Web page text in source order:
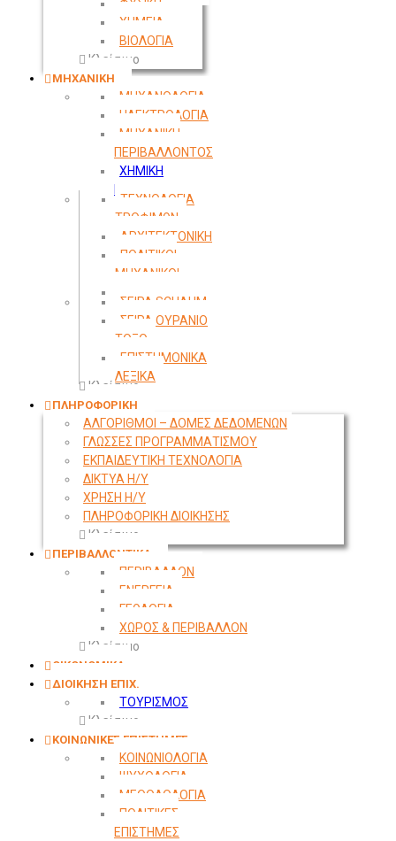
ΦΥΣΙΚΗ
ΧΗΜΕΙΑ
ΒΙΟΛΟΓΙΑ
Κλείσιμο
ΜΗΧΑΝΙΚΗ
ΜΗΧΑΝΟΛΟΓΙΑ
ΗΛΕΚΤΡΟΛΟΓΙΑ
ΜΗΧΑΝΙΚΗ
ΠΕΡΙΒΑΛΛΟΝΤΟΣ
ΧΗΜΙΚΗ
ΤΕΧΝΟΛΟΓΙΑ
ΤΡΟΦΙΜΩΝ
ΑΡΧΙΤΕΚΤΟΝΙΚΗ
ΠΟΛΙΤΙΚΟΙ
ΜΗΧΑΝΙΚΟΙ
ΣΕΙΡΑ SCHAUM
ΣΕΙΡΑ ΟΥΡΑΝΙΟ
ΤΟΞΟ
ΕΠΙΣΤΗΜΟΝΙΚΑ
ΛΕΞΙΚΑ
Κλείσιμο
ΠΛΗΡΟΦΟΡΙΚΗ
ΑΛΓΟΡΙΘΜΟΙ – ΔΟΜΕΣ ΔΕΔΟΜΕΝΩΝ
ΓΛΩΣΣΕΣ ΠΡΟΓΡΑΜΜΑΤΙΣΜΟΥ
ΕΚΠΑΙΔΕΥΤΙΚΗ ΤΕΧΝΟΛΟΓΙΑ
ΔΙΚΤΥΑ Η/Υ
ΧΡΗΣΗ Η/Υ
ΠΛΗΡΟΦΟΡΙΚΗ ΔΙΟΙΚΗΣΗΣ
Κλείσιμο
ΠΕΡΙΒΑΛΛΟΝΤΙΚΑ
ΠΕΡΙΒΑΛΛΟΝ
ΕΝΕΡΓΕΙΑ
ΓΕΩΛΟΓΙΑ
ΧΩΡΟΣ & ΠΕΡΙΒΑΛΛΟΝ
Κλείσιμο
ΟΙΚΟΝΟΜΙΚΑ
ΔΙΟΙΚΗΣΗ ΕΠΙΧ.
ΤΟΥΡΙΣΜΟΣ
Κλείσιμο
ΚΟΙΝΩΝΙΚΕΣ ΕΠΙΣΤΗΜΕΣ
ΚΟΙΝΩΝΙΟΛΟΓΙΑ
ΨΥΧΟΛΟΓΙΑ
ΜΕΘΟΔΟΛΟΓΙΑ
ΠΟΛΙΤΙΚΕΣ
ΕΠΙΣΤΗΜΕΣ